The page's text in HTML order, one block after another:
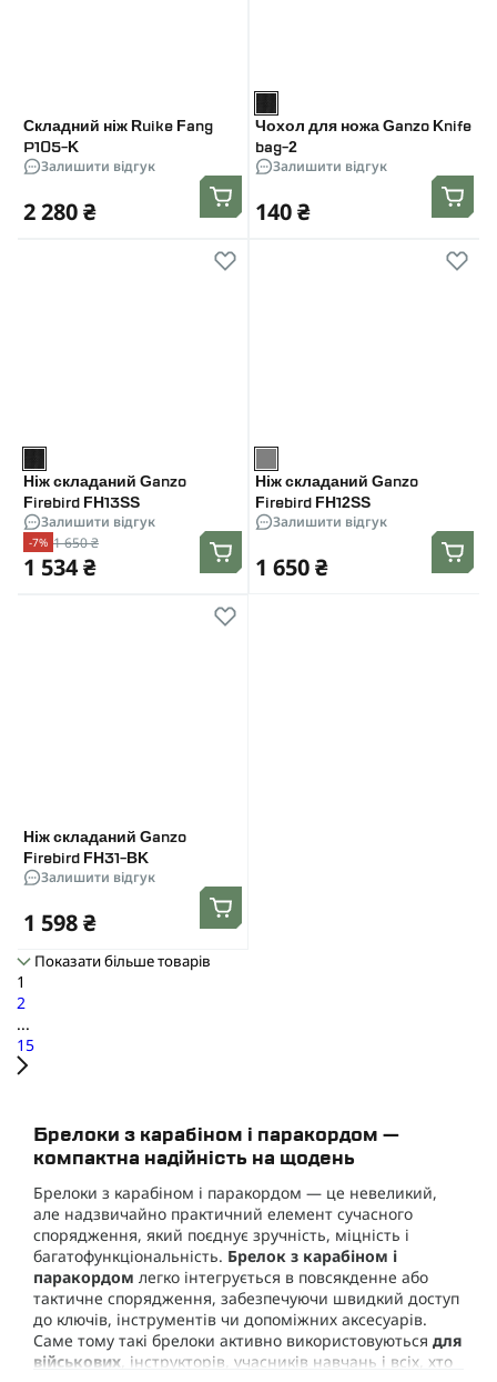
Складний ніж Ruike Fang
P105-K
Залишити відгук
2 280 ₴
Чохол для ножа Ganzo Knife
bag-2
Залишити відгук
140 ₴
Ніж складаний Ganzo
Firebird FH13SS
Залишити відгук
-7% 1 650 ₴
1 534 ₴
Ніж складаний Ganzo
Firebird FH12SS
Залишити відгук
1 650 ₴
Ніж складаний Ganzo
Firebird FH31-BK
Залишити відгук
1 598 ₴
Показати більше товарів
1
2
...
15
Брелоки з карабіном і паракордом —
компактна надійність на щодень
Брелоки з карабіном і паракордом — це невеликий,
але надзвичайно практичний елемент сучасного
спорядження, який поєднує зручність, міцність і
багатофункціональність. Брелок з карабіном і
паракордом легко інтегрується в повсякденне або
тактичне спорядження, забезпечуючи швидкий доступ
до ключів, інструментів чи допоміжних аксесуарів.
Саме тому такі брелоки активно використовуються для
військових , інструкторів, учасників навчань і всіх, хто